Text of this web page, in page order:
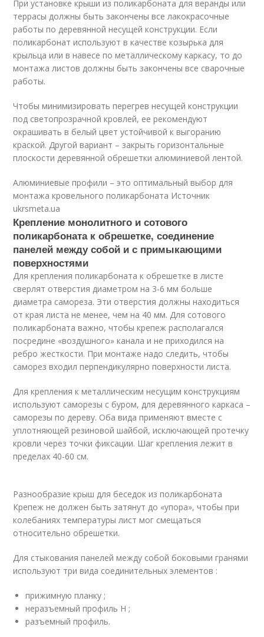
При установке крыши из поликарбоната для веранды или
террасы должны быть закончены все лакокрасочные
работы по деревянной несущей конструкции. Если
поликарбонат используют в качестве козырька для
крыльца или в навесе по металлическому каркасу, то до
монтажа листов должны быть закончены все сварочные
работы.
Чтобы минимизировать перегрев несущей конструкции
под светопрозрачной кровлей, ее рекомендуют
окрашивать в белый цвет устойчивой к выгоранию
краской. Другой вариант – закрыть горизонтальные
плоскости деревянной обрешетки алюминиевой лентой.
Алюминиевые профили – это оптимальный выбор для
монтажа кровельного поликарбоната Источник
ukrsmeta.ua
Крепление монолитного и сотового
поликарбоната к обрешетке, соединение
панелей между собой и с примыкающими
поверхностями
Для крепления поликарбоната к обрешетке в листе
сверлят отверстия диаметром на 3-6 мм больше
диаметра самореза. Эти отверстия должны находиться
от края листа не менее, чем на 40 мм. Для сотового
поликарбоната важно, чтобы крепеж располагался
посредине «воздушного» канала и не приходился на
ребро жесткости. При монтаже надо следить, чтобы
саморез входил перпендикулярно поверхности листа.
Для крепления к металлическим несущим конструкциям
используют саморезы с буром, для деревянного каркаса –
саморезы по дереву. Оба вида применяют вместе с
уплотняющей резиновой шайбой, исключающей протечку
кровли через точки фиксации. Шаг крепления лежит в
пределах 40-60 см.
Разнообразие крыш для беседок из поликарбоната
Крепеж не должен быть затянут до «упора», чтобы при
колебаниях температуры лист мог смещаться
относительно обрешетки.
Для стыкования панелей между собой боковыми гранями
используют три вида соединительных элементов :
прижимную планку ;
неразъемный профиль H ;
разъемный профиль.